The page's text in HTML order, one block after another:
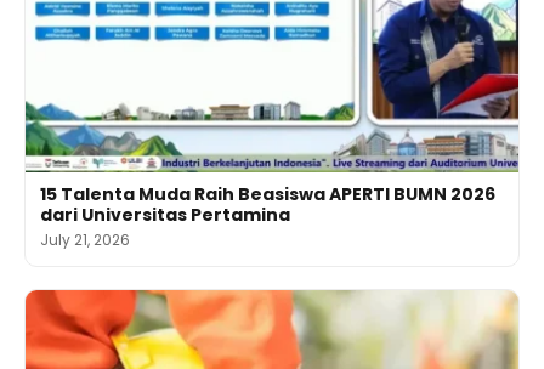
15 Talenta Muda Raih Beasiswa APERTI BUMN 2026
dari Universitas Pertamina
July 21, 2026